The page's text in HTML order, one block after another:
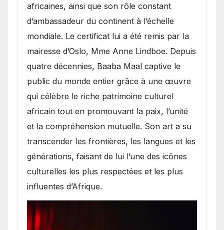
africaines, ainsi que son rôle constant
d’ambassadeur du continent à l’échelle
mondiale. Le certificat lui a été remis par la
mairesse d’Oslo, Mme Anne Lindboe. Depuis
quatre décennies, Baaba Maal captive le
public du monde entier grâce à une œuvre
qui célèbre le riche patrimoine culturel
africain tout en promouvant la paix, l’unité
et la compréhension mutuelle. Son art a su
transcender les frontières, les langues et les
générations, faisant de lui l’une des icônes
culturelles les plus respectées et les plus
influentes d’Afrique.